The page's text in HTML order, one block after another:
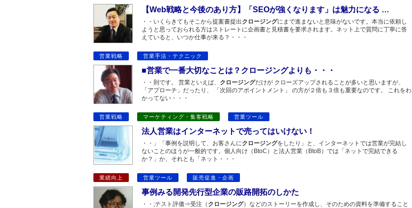
【Web戦略と今後のあり方】「SEOが強くなります」は魅力になる …
・・いくらきてもそこから提案書提出 クロージングにまで進まないと意味がないです。本当に依頼し
ようと思っておられる方はストレートに企画書と見積書を要求されます。ネット上で質問に丁寧に答
えていると、いつか仕事が来る？・・・
営業戦略 営業手法・テクニック
■営業で一番大切なことは？クロージングよりも・・・
・・則です。 営業といえば、 クロージングだけが クローズアップされることが多いと思いますが、
「アプローチ」だったり、 「次回のアポイントメント」 の方が２倍も３倍も重要なのです。 これをわ
かってない・・・
営業戦略 マーケティング・集客戦略 営業ツール
法人営業はインターネットで売ってはいけない！
・・」「事例を説明して、お客さんにクロージングをしたり」と、インターネットでは営業が完結し
ないことのほうが一般的です。個人向け（BtoC）と法人営業（BtoB）では「ネットで完結できる
か？」か、それとも「ネット・・・
業績向上 営業ツール 販売促進・企画
事例みる開発先行型企業の販路開拓のしかた
・・;テスト評価⇒受注（ クロージング）などのストーリーを作成し、そのための資料を準備すること